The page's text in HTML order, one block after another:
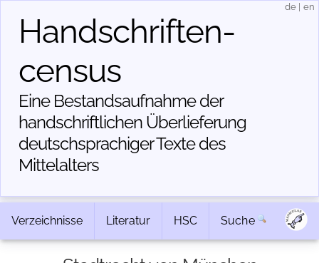
Handschriften­
census
Eine Bestandsaufnahme der
handschriftlichen Über­lieferung
deutschsprachiger Texte des
Mittelalters
de en
Verzeichnisse Literatur HSC Suche